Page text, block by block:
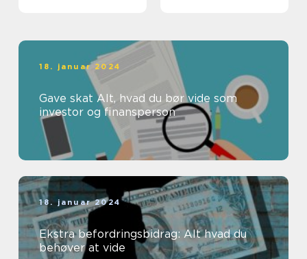
18. januar 2024
Gave skat Alt, hvad du bør vide som
investor og finansperson
18. januar 2024
Ekstra befordringsbidrag: Alt hvad du
behøver at vide